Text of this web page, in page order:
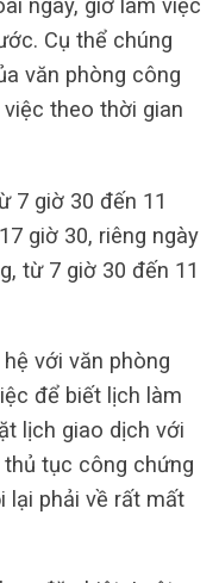
ngày, giờ làm việc
Cụ thể chúng
văn phòng công
theo thời gian
7 giờ 30 đến 11
giờ 30, riêng ngày
từ 7 giờ 30 đến 11
với văn phòng
để biết lịch làm
lịch giao dịch với
tục công chứng
lại phải về rất mất